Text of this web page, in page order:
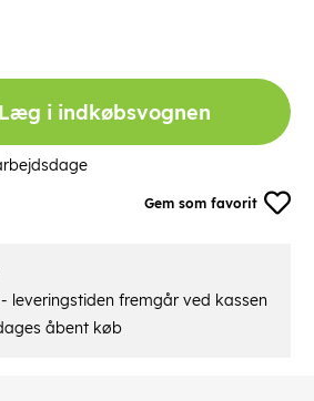
Gem som favorit
Læg i indkøbsvognen
leveringstiden fremgår ved kassen
åbent køb